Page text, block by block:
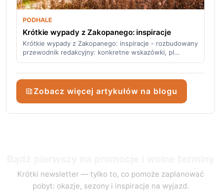
PODHALE
Krótkie wypady z Zakopanego: inspiracje
Krótkie wypady z Zakopanego: inspiracje - rozbudowany
przewodnik redakcyjny: konkretne wskazówki, pl…
Zobacz więcej artykułów na blogu
Krótki newsletter — tylko to, co pomoże zaplanować
pobyt: okazje, sezony i inspiracje na wyjazd.